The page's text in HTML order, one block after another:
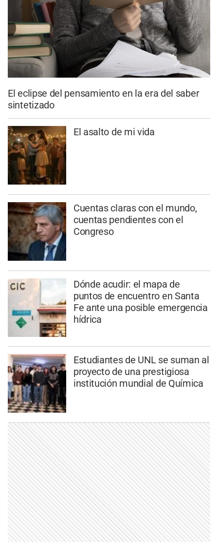
El eclipse del pensamiento en la era del saber
sintetizado
El asalto de mi vida
Cuentas claras con el mundo,
cuentas pendientes con el
Congreso
Dónde acudir: el mapa de
puntos de encuentro en Santa
Fe ante una posible emergencia
hídrica
Estudiantes de UNL se suman al
proyecto de una prestigiosa
institución mundial de Química